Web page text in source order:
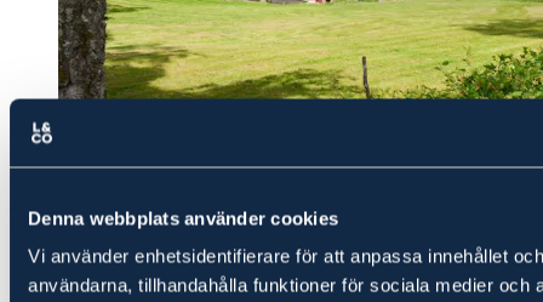
Denna webbplats använder cookies
Vi använder enhetsidentifierare för att anpassa innehållet
användarna, tillhandahålla funktioner för sociala medier och
Kommande
Vara Smedtofta 4:43